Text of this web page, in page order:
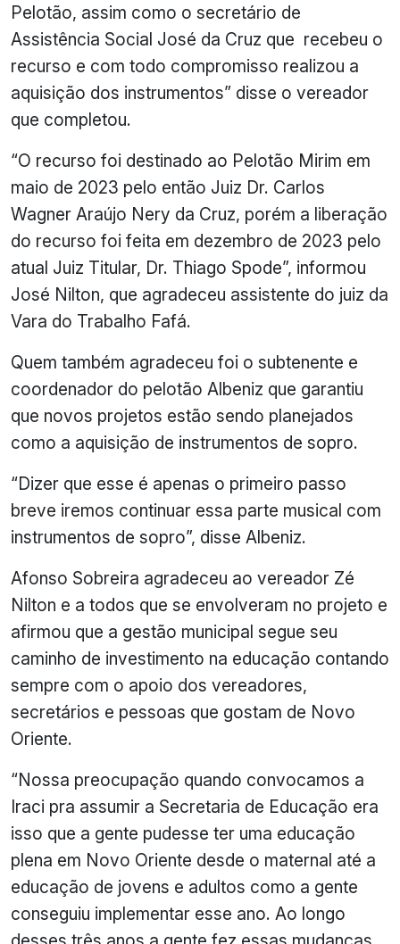
Pelotão, assim como o secretário de
Assistência Social José da Cruz que recebeu o
recurso e com todo compromisso realizou a
aquisição dos instrumentos” disse o vereador
que completou.
“O recurso foi destinado ao Pelotão Mirim em
maio de 2023 pelo então Juiz Dr. Carlos
Wagner Araújo Nery da Cruz, porém a liberação
do recurso foi feita em dezembro de 2023 pelo
atual Juiz Titular, Dr. Thiago Spode”, informou
José Nilton, que agradeceu assistente do juiz da
Vara do Trabalho Fafá.
Quem também agradeceu foi o subtenente e
coordenador do pelotão Albeniz que garantiu
que novos projetos estão sendo planejados
como a aquisição de instrumentos de sopro.
“Dizer que esse é apenas o primeiro passo
breve iremos continuar essa parte musical com
instrumentos de sopro”, disse Albeniz.
Afonso Sobreira agradeceu ao vereador Zé
Nilton e a todos que se envolveram no projeto e
afirmou que a gestão municipal segue seu
caminho de investimento na educação contando
sempre com o apoio dos vereadores,
secretários e pessoas que gostam de Novo
Oriente.
“Nossa preocupação quando convocamos a
Iraci pra assumir a Secretaria de Educação era
isso que a gente pudesse ter uma educação
plena em Novo Oriente desde o maternal até a
educação de jovens e adultos como a gente
conseguiu implementar esse ano. Ao longo